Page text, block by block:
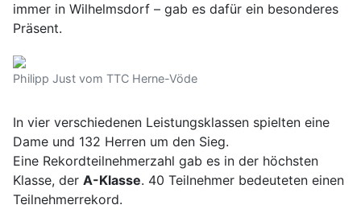
immer in Wilhelmsdorf – gab es dafür ein besonderes
Präsent.
Philipp Just vom TTC Herne-Vöde
In vier verschiedenen Leistungsklassen spielten eine
Dame und 132 Herren um den Sieg.
Eine Rekordteilnehmerzahl gab es in der höchsten
Klasse, der A-Klasse. 40 Teilnehmer bedeuteten einen
Teilnehmerrekord.